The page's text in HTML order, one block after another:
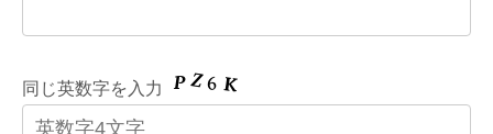
同じ英数字を入力